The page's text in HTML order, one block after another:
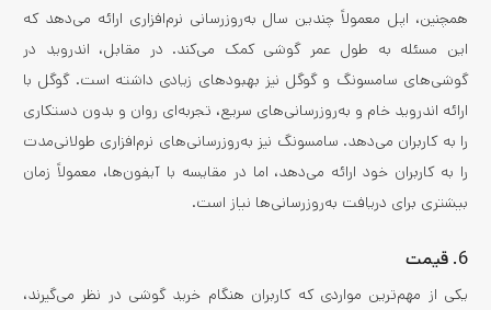
همچنین، اپل معمولاً چندین سال به‌روزرسانی نرم‌افزاری ارائه می‌دهد که
این مسئله به طول عمر گوشی کمک می‌کند. در مقابل، اندروید در
گوشی‌های سامسونگ و گوگل نیز بهبودهای زیادی داشته است. گوگل با
ارائه اندروید خام و به‌روزرسانی‌های سریع، تجربه‌ای روان و بدون دستکاری
را به کاربران می‌دهد. سامسونگ نیز به‌روزرسانی‌های نرم‌افزاری طولانی‌مدت
را به کاربران خود ارائه می‌دهد، اما در مقایسه با آیفون‌ها، معمولاً زمان
بیشتری برای دریافت به‌روزرسانی‌ها نیاز است.
6. قیمت
یکی از مهم‌ترین مواردی که کاربران هنگام خرید گوشی در نظر می‌گیرند،